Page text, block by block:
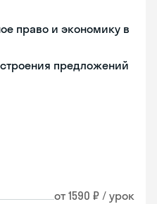
право и экономику в
предложений
от 1590 ₽ / урок